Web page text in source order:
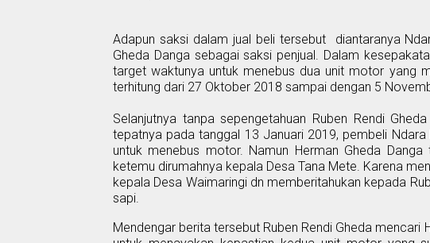
Adapun saksi dalam jual beli tersebut diantaranya
Gheda Danga sebagai saksi penjual. Dalam
target waktunya untuk menebus dua unit motor yang
terhitung dari 27 Oktober 2018 sampai dengan 5
Selanjutnya tanpa sepengetahuan Ruben Rendi
tepatnya pada tanggal 13 Januari 2019, pembeli
untuk menebus motor. Namun Herman Gheda
ketemu dirumahnya kepala Desa Tana Mete. Karena
kepala Desa Waimaringidn memberitahukan kepada
sapi.
Mendengar berita tersebut Ruben Rendi Gheda mencari